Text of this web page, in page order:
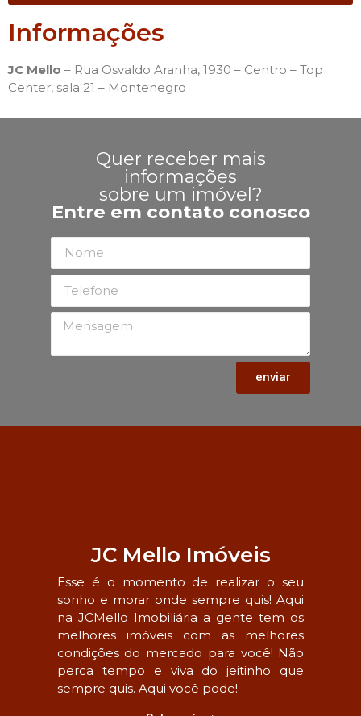
Informações
JC Mello – Rua Osvaldo Aranha, 1930 – Centro – Top
Center, sala 21 – Montenegro
Quer receber mais
informações
sobre um imóvel?
Entre em contato conosco
enviar
JC Mello Imóveis
Esse é o momento de realizar o seu
sonho e morar onde sempre quis! Aqui
na JCMello Imobiliária a gente tem os
melhores imóveis com as melhores
condições do mercado para você! Não
perca tempo e viva do jeitinho que
sempre quis. Aqui você pode!